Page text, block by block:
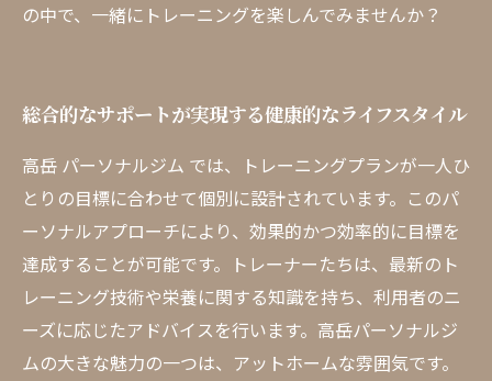
の中で、一緒にトレーニングを楽しんでみませんか？
総合的なサポートが実現する健康的なライフスタイル
高岳 パーソナルジム では、トレーニングプランが一人ひ
とりの目標に合わせて個別に設計されています。このパ
ーソナルアプローチにより、効果的かつ効率的に目標を
達成することが可能です。トレーナーたちは、最新のト
レーニング技術や栄養に関する知識を持ち、利用者のニ
ーズに応じたアドバイスを行います。高岳パーソナルジ
ムの大きな魅力の一つは、アットホームな雰囲気です。